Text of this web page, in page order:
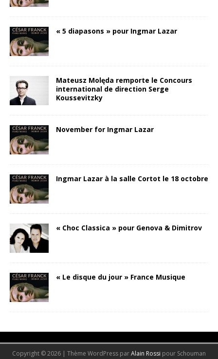
« 5 diapasons » pour Ingmar Lazar
Mateusz Molęda remporte le Concours
international de direction Serge
Koussevitzky
November for Ingmar Lazar
Ingmar Lazar à la salle Cortot le 18 octobre
« Choc Classica » pour Genova & Dimitrov
« Le disque du jour » France Musique
Copyright © 2026 | Thème WordPress parAlain Rossi pour Schouman